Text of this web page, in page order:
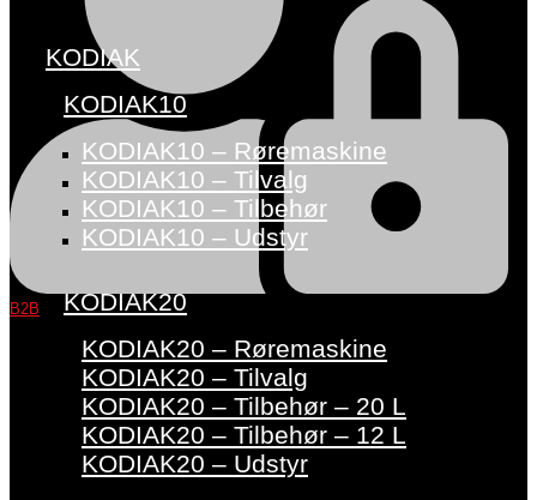
B2B
KODIAK
KODIAK10
KODIAK10 – Røremaskine
KODIAK10 – Tilvalg
KODIAK10 – Tilbehør
KODIAK10 – Udstyr
KODIAK20
KODIAK20 – Røremaskine
KODIAK20 – Tilvalg
KODIAK20 – Tilbehør – 20 L
KODIAK20 – Tilbehør – 12 L
KODIAK20 – Udstyr